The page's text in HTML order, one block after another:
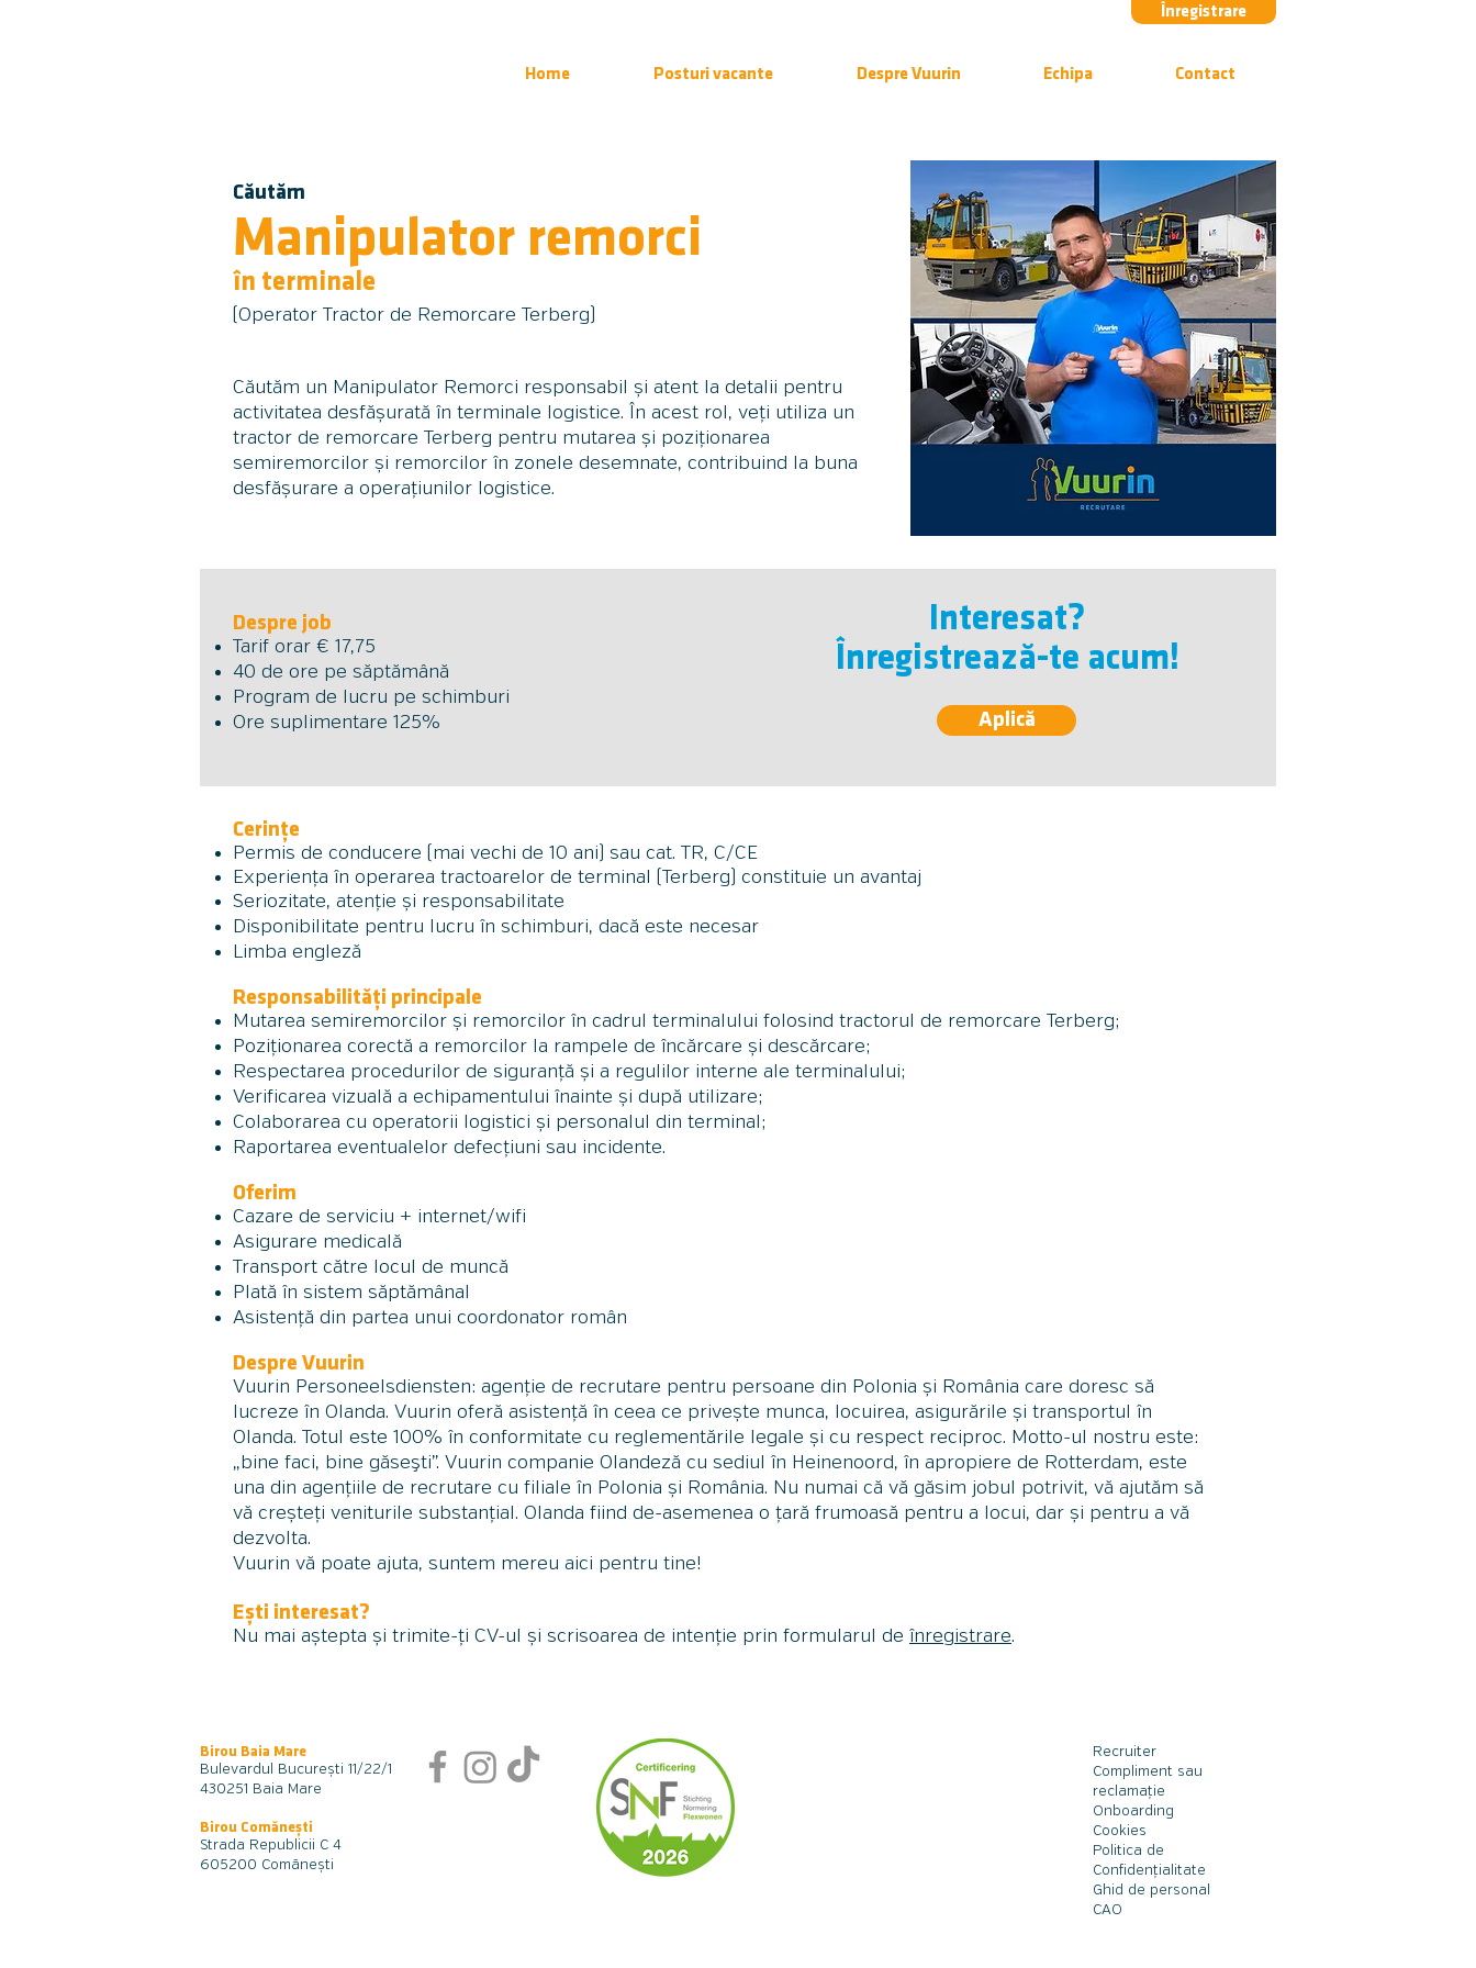
Înregistrare
Home Posturi vacante Despre Vuurin Echipa Contact
Căutăm
Manipulator remorci
în terminale
(Operator Tractor de Remorcare Terberg)
Căutăm un Manipulator Remorci responsabil și atent la detalii pentru
activitatea desfășurată în terminale logistice. În acest rol, veți utiliza un
tractor de remorcare Terberg pentru mutarea și poziționarea
semiremorcilor și remorcilor în zonele desemnate, contribuind la buna
desfășurare a operațiunilor logistice.​
Despre job
Tarif orar € 17,75
40 de ore pe săptămână
Program de lucru pe schimburi
Ore suplimentare 125%
Interesat?
Înregistrează-te acum!
Aplică
Cerințe
Permis de conducere (mai vechi de 10 ani) sau cat. TR, C/CE
Experiența în operarea tractoarelor de terminal (Terberg) constituie un avantaj
Seriozitate, atenție și responsabilitate
Disponibilitate pentru lucru în schimburi, dacă este necesar
Limba engleză
Responsabilități principale
Mutarea semiremorcilor și remorcilor în cadrul terminalului folosind tractorul de remorcare Terberg;
Poziționarea corectă a remorcilor la rampele de încărcare și descărcare;
Respectarea procedurilor de siguranță și a regulilor interne ale terminalului;
Verificarea vizuală a echipamentului înainte și după utilizare;
Colaborarea cu operatorii logistici și personalul din terminal;
Raportarea eventualelor defecțiuni sau incidente.
Oferim
Cazare de serviciu + internet/wifi
Asigurare medicală
Transport către locul de muncă
Plată în sistem săptămânal
Asistență din partea unui coordonator român
Despre Vuurin
Vuurin Personeelsdiensten: agenție de recrutare pentru persoane din Polonia și România care doresc să
lucreze în Olanda. Vuurin oferă asistență în ceea ce privește munca, locuirea, asigurările și transportul în
Olanda. Totul este 100% în conformitate cu reglementările legale și cu respect reciproc. Motto-ul nostru este:
„bine faci, bine găseşti”. Vuurin companie Olandeză cu sediul în Heinenoord, în apropiere de Rotterdam, este
una din agențiile de recrutare cu filiale în Polonia și România. Nu numai că vă găsim jobul potrivit, vă ajutăm să
vă creșteți veniturile substanțial. Olanda fiind de-asemenea o țară frumoasă pentru a locui, dar și pentru a vă
dezvolta.
Vuurin vă poate ajuta, suntem mereu aici pentru tine!
Ești interesat?
Nu mai aștepta și trimite-ți CV-ul și scrisoarea de intenție prin formularul de înregistrare.
Birou Baia Mare
Bulevardul București 11/22/1
430251 Baia Mare
Birou Comănești
Strada Republicii C 4
605200 Comănești
Recruiter
Compliment sau
reclamație
Onboarding
Cookies
Politica de
Confidențialitate
Ghid de personal
CAO